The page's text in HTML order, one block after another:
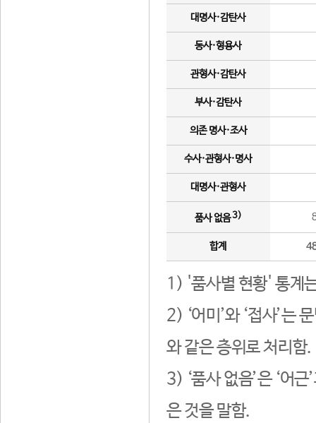
대명사·감탄사
동사·형용사
관형사·감탄사
부사·감탄사
의존 명사·조사
수사·관형사·명사
대명사·관형사
품사 없음3)
합계
1) '품사별 현황' 통계
2) ‘어미’와 ‘접사’는
와 같은 층위로 처리함.
3) ‘품사 없음’은 ‘어
은 것을 말함.